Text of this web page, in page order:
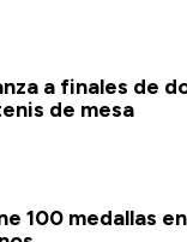
a finales de
de mesa
100 medallas